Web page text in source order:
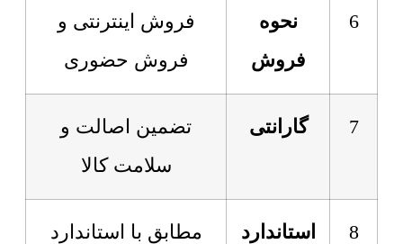
6
نحوه
فروش
فروش اینترنتی و
فروش حضوری
7 گارانتی
تضمین اصالت و
سلامت کالا
8 استاندارد
مطابق با استاندارد